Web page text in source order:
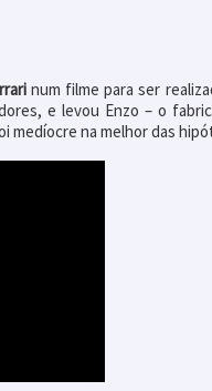
num filme para ser
e levou Enzo – o
medíocre na melhor das